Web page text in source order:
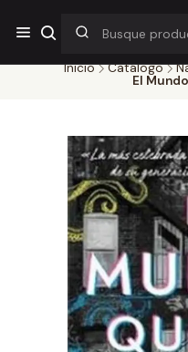
¡Por pocos días! Despacho
$38.000
Inicio Catálogo
El